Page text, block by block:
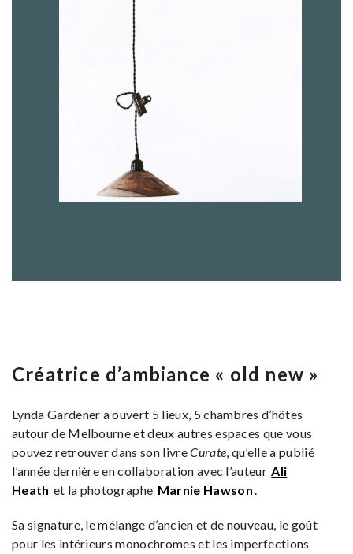
Créatrice d’ambiance « old new »
Lynda Gardener a ouvert 5 lieux, 5 chambres d’hôtes
autour de Melbourne et deux autres espaces que vous
pouvez retrouver dans son livreCurate, qu’elle a publié
l’année dernière en collaboration avec l’auteur Ali
Heath et la photographe Marnie Hawson.
Sa signature, le mélange d’ancien et de nouveau, le goût
pour les intérieurs monochromes et les imperfections